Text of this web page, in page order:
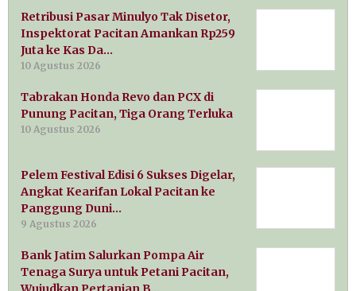
Retribusi Pasar Minulyo Tak Disetor,
Inspektorat Pacitan Amankan Rp259
Juta ke Kas Da…
10 Agustus 2026
Tabrakan Honda Revo dan PCX di
Punung Pacitan, Tiga Orang Terluka
10 Agustus 2026
Pelem Festival Edisi 6 Sukses Digelar,
Angkat Kearifan Lokal Pacitan ke
Panggung Duni…
9 Agustus 2026
Bank Jatim Salurkan Pompa Air
Tenaga Surya untuk Petani Pacitan,